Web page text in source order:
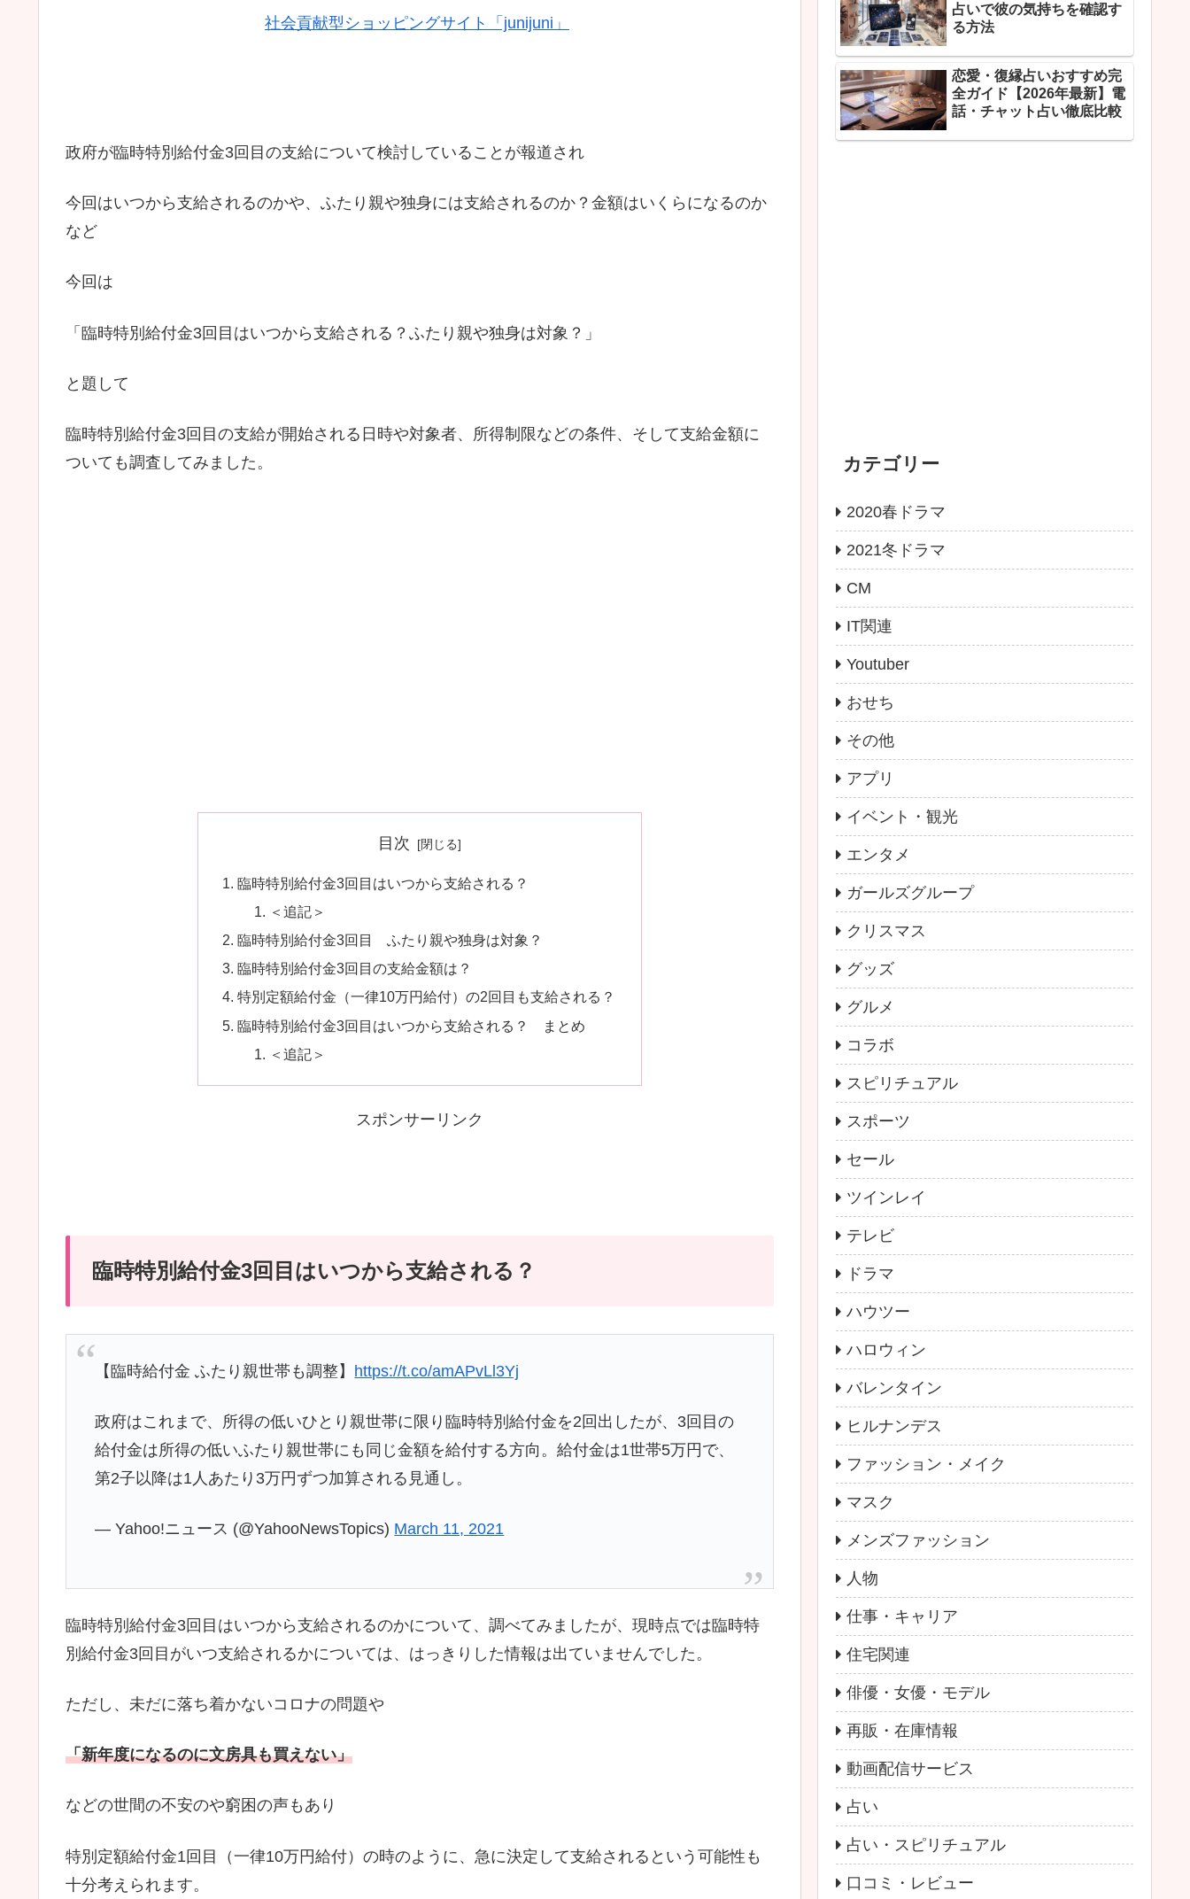
社会貢献型ショッピングサイト「junijuni」
政府が臨時特別給付金3回目の支給について検討していることが報道され
今回はいつから支給されるのかや、ふたり親や独身には支給されるのか？金額はいくらになるのか
など
今回は
「臨時特別給付金3回目はいつから支給される？ふたり親や独身は対象？」
と題して
臨時特別給付金3回目の支給が開始される日時や対象者、所得制限などの条件、そして支給金額に
ついても調査してみました。
目次
臨時特別給付金3回目はいつから支給される？
＜追記＞
臨時特別給付金3回目 ふたり親や独身は対象？
臨時特別給付金3回目の支給金額は？
特別定額給付金（一律10万円給付）の2回目も支給される？
臨時特別給付金3回目はいつから支給される？ まとめ
＜追記＞
スポンサーリンク
臨時特別給付金3回目はいつから支給される？
【臨時給付金 ふたり親世帯も調整】 https://t.co/amAPvLl3Yj
政府はこれまで、所得の低いひとり親世帯に限り臨時特別給付金を2回出したが、3回目の
給付金は所得の低いふたり親世帯にも同じ金額を給付する方向。給付金は1世帯5万円で、
第2子以降は1人あたり3万円ずつ加算される見通し。
— Yahoo!ニュース (@YahooNewsTopics) March 11, 2021
臨時特別給付金3回目はいつから支給されるのかについて、調べてみましたが、現時点では臨時特
別給付金3回目がいつ支給されるかについては、はっきりした情報は出ていませんでした。
ただし、未だに落ち着かないコロナの問題や
「新年度になるのに文房具も買えない」
などの世間の不安のや窮困の声もあり
特別定額給付金1回目（一律10万円給付）の時のように、急に決定して支給されるという可能性も
十分考えられます。
占いで彼の気持ちを確認す
る方法
恋愛・復縁占いおすすめ完
全ガイド【2026年最新】電
話・チャット占い徹底比較
カテゴリー
2020春ドラマ
2021冬ドラマ
CM
IT関連
Youtuber
おせち
その他
アプリ
イベント・観光
エンタメ
ガールズグループ
クリスマス
グッズ
グルメ
コラボ
スピリチュアル
スポーツ
セール
ツインレイ
テレビ
ドラマ
ハウツー
ハロウィン
バレンタイン
ヒルナンデス
ファッション・メイク
マスク
メンズファッション
人物
仕事・キャリア
住宅関連
俳優・女優・モデル
再販・在庫情報
動画配信サービス
占い
占い・スピリチュアル
口コミ・レビュー